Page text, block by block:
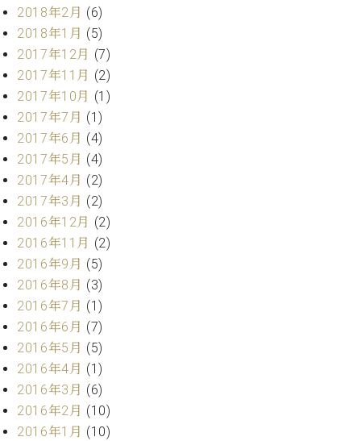
調
師
紹
介
調
律
金
表
お
問
い
合
せ
尾山調律師のブ
ログ Die
Musikgasse（音
楽の小道）
2018年2月 (6)
2018年1月 (5)
2017年12月 (7)
2017年11月 (2)
2017年10月 (1)
2017年7月 (1)
2017年6月 (4)
2017年5月 (4)
2017年4月 (2)
2017年3月 (2)
2016年12月 (2)
2016年11月 (2)
2016年9月 (5)
2016年8月 (3)
2016年7月 (1)
2016年6月 (7)
2016年5月 (5)
2016年4月 (1)
2016年3月 (6)
2016年2月 (10)
2016年1月 (10)